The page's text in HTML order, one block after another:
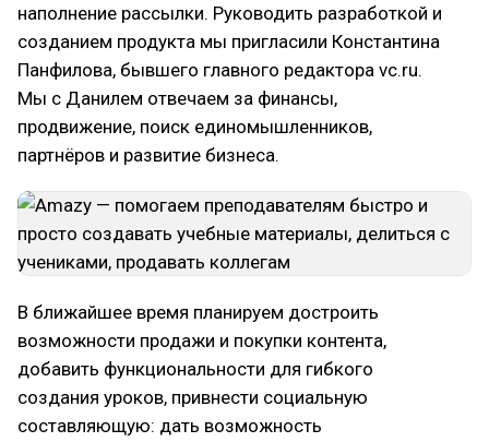
наполнение рассылки. Руководить разработкой и
созданием продукта мы пригласили Константина
Панфилова, бывшего главного редактора vc.ru.
Мы с Данилем отвечаем за финансы,
продвижение, поиск единомышленников,
партнёров и развитие бизнеса.
В ближайшее время планируем достроить
возможности продажи и покупки контента,
добавить функциональности для гибкого
создания уроков, привнести социальную
составляющую: дать возможность